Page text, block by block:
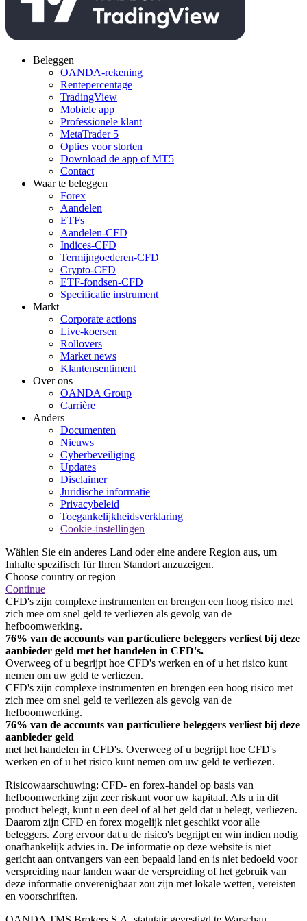
Beleggen
OANDA-rekening
Rentepercentage
TradingView
Mobiele app
Professionele klant
MetaTrader 5
Opties voor storten
Download de app of MT5
Contact
Waar te beleggen
Forex
Aandelen
ETFs
Aandelen-CFD
Indices-CFD
Termijngoederen-CFD
Crypto-CFD
ETF-fondsen-CFD
Specificatie instrument
Markt
Corporate actions
Live-koersen
Rollovers
Market news
Klantensentiment
Over ons
OANDA Group
Carrière
Anders
Documenten
Nieuws
Cyberbeveiliging
Updates
Disclaimer
Juridische informatie
Privacybeleid
Toegankelijkheidsverklaring
Cookie-instellingen
Wählen Sie ein anderes Land oder eine andere Region aus, um
Inhalte spezifisch für Ihren Standort anzuzeigen.
Choose country or region
Continue
CFD's zijn complexe instrumenten en brengen een hoog risico met
zich mee om snel geld te verliezen als gevolg van de
hefboomwerking.
76% van de accounts van particuliere beleggers verliest bij deze
aanbieder geld met het handelen in CFD's.
Overweeg of u begrijpt hoe CFD's werken en of u het risico kunt
nemen om uw geld te verliezen.
CFD's zijn complexe instrumenten en brengen een hoog risico met
zich mee om snel geld te verliezen als gevolg van de
hefboomwerking.
76% van de accounts van particuliere beleggers verliest bij deze
aanbieder geld
met het handelen in CFD's. Overweeg of u begrijpt hoe CFD's
werken en of u het risico kunt nemen om uw geld te verliezen.
Risicowaarschuwing: CFD- en forex-handel op basis van
hefboomwerking zijn zeer riskant voor uw kapitaal. Als u in dit
product belegt, kunt u een deel of al het geld dat u belegt, verliezen.
Daarom zijn CFD en forex mogelijk niet geschikt voor alle
beleggers. Zorg ervoor dat u de risico's begrijpt en win indien nodig
onafhankelijk advies in. De informatie op deze website is niet
gericht aan ontvangers van een bepaald land en is niet bedoeld voor
verspreiding naar landen waar de verspreiding of het gebruik van
deze informatie onverenigbaar zou zijn met lokale wetten, vereisten
en voorschriften.